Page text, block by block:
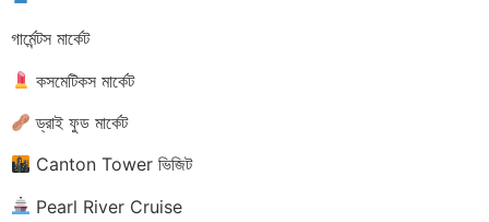
গার্মেন্টস মার্কেট
কসমেটিকস মার্কেট
ড্রাই ফুড মার্কেট
Canton Tower ভিজিট
Pearl River Cruise